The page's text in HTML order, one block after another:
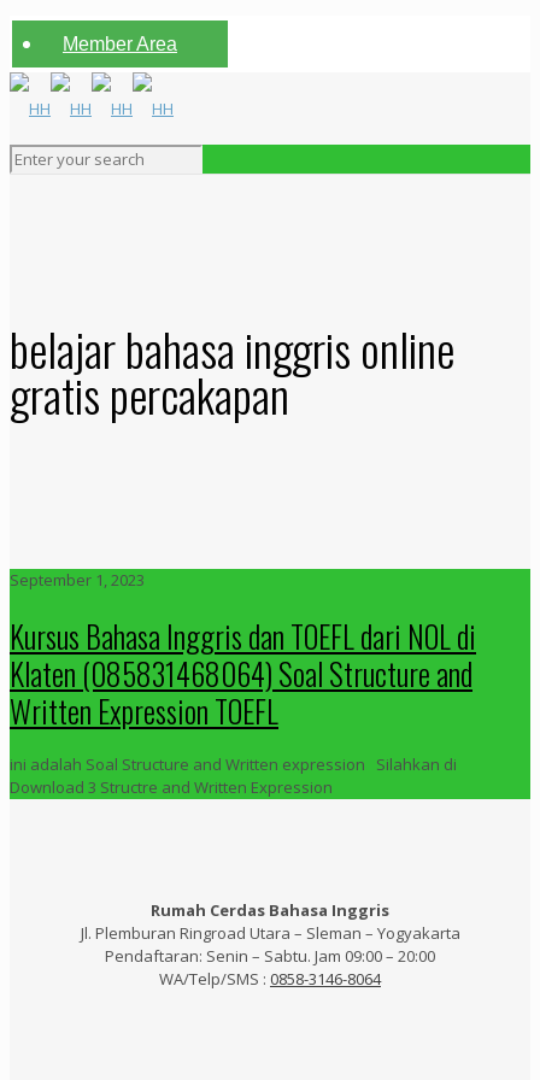
Member Area
belajar bahasa inggris online
gratis percakapan
September 1, 2023
Kursus Bahasa Inggris dan TOEFL dari NOL di
Klaten (085831468064) Soal Structure and
Written Expression TOEFL
ini adalah Soal Structure and Written expression Silahkan di
Download 3 Structre and Written Expression
Rumah Cerdas Bahasa Inggris
Jl. Plemburan Ringroad Utara – Sleman – Yogyakarta
Pendaftaran: Senin – Sabtu. Jam 09:00 – 20:00
WA/Telp/SMS : 0858-3146-8064